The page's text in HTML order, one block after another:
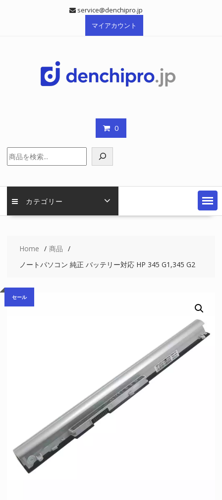
service@denchipro.jp
マイアカウント
0
索
カテゴリー
Home
商品
ノートパソコン 純正 バッテリー対応 HP 345 G1,345 G2
セール